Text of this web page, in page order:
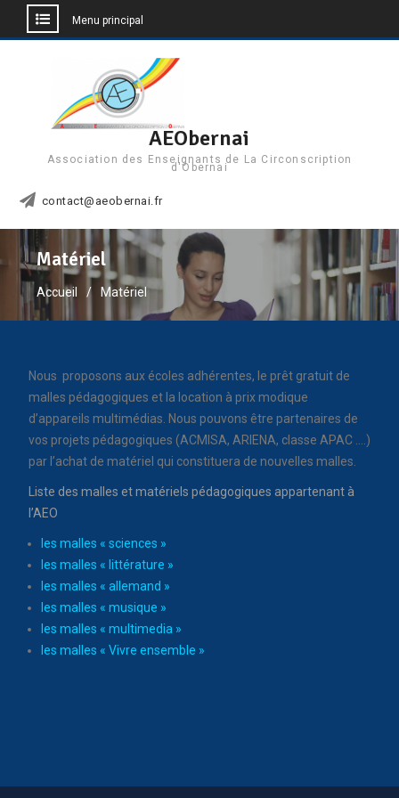
Menu principal
AEObernai
Association des Enseignants de La Circonscription
d'Obernai
contact@aeobernai.fr
Matériel
Accueil Matériel
Nous proposons aux écoles adhérentes, le prêt gratuit de
malles pédagogiques et la location à prix modique
d’appareils multimédias. Nous pouvons être partenaires de
vos projets pédagogiques (ACMISA, ARIENA, classe APAC ….)
par l’achat de matériel qui constituera de nouvelles malles.
Liste des malles et matériels pédagogiques appartenant à
l’AEO
les malles « sciences »
les malles « littérature »
les malles « allemand »
les malles « musique »
les malles « multimedia »
les malles « Vivre ensemble »